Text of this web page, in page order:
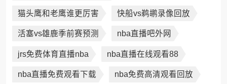
猫头鹰和老鹰谁更厉害 快船vs鹈鹕录像回放
活塞vs雄鹿季前赛预测 nba直播吧外网
jrs免费体育直播nba nba直播在线观看88
nba直播免费观看下载 nba免费高清观看回放